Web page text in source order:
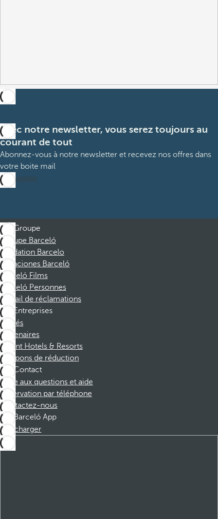
Avec notre newsletter, vous serez toujours au
courant de tout
Abonnez-vous à notre newsletter et recevez nos offres dans
votre boite mail
M’abonner
Groupe
Groupe Barceló
Fondation Barcelo
Vacaciones Barceló
Barceló Films
Barceló Personnes
Portail de réclamations
Entreprises
Affiliés
Partenaires
Dorint Hotels & Resorts
Coupons de réduction
Contact
Foire aux questions et aide
Réservation par téléphone
Contactez-nous
Barceló App
Télécharger